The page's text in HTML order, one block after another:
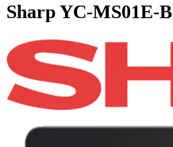
Sharp YC-MS01E-B